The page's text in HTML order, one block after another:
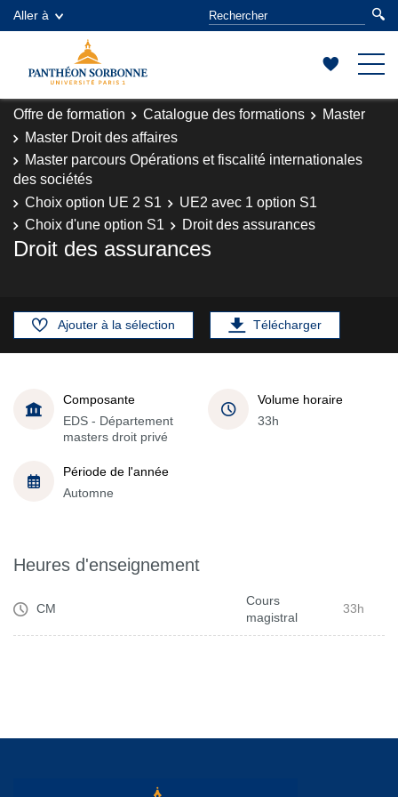
Aller à
Offre de formation Catalogue des formations
Master
Master Droit des affaires
Master parcours Opérations et fiscalité internationales
des sociétés
Choix option UE 2 S1
UE2 avec 1 option S1
Choix d'une option S1
Droit des assurances
Droit des assurances
Ajouter à la sélection Télécharger
Composante
EDS - Département
masters droit privé
Volume horaire
33h
Période de l'année
Automne
Heures d'enseignement
CM
Cours
magistral
33h